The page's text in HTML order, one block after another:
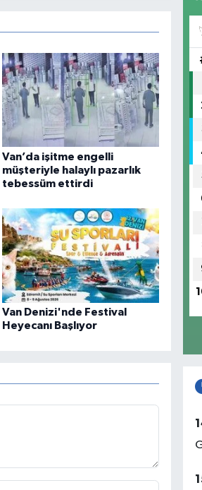
Van’da işitme engelli
müşteriyle halaylı pazarlık
tebessüm ettirdi
Van Denizi'nde Festival
Heyecanı Başlıyor